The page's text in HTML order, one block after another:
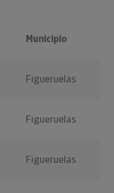
Municipio
Figueruelas
Figueruelas
Figueruelas